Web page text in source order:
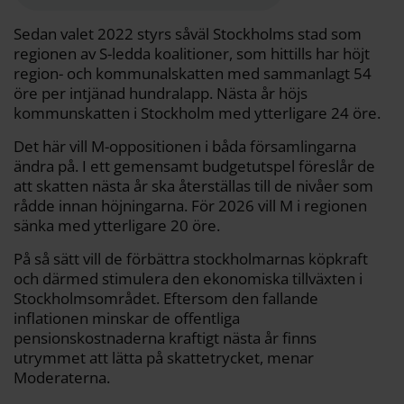
k k
Sedan valet 2022 styrs såväl Stockholms stad som
regionen av S-ledda koalitioner, som hittills har höjt
region- och kommunalskatten med sammanlagt 54
öre per intjänad hundralapp. Nästa år höjs
kommunskatten i Stockholm med ytterligare 24 öre.
Det här vill M-oppositionen i båda församlingarna
ändra på. I ett gemensamt budgetutspel föreslår de
att skatten nästa år ska återställas till de nivåer som
rådde innan höjningarna. För 2026 vill M i regionen
sänka med ytterligare 20 öre.
På så sätt vill de förbättra stockholmarnas köpkraft
och därmed stimulera den ekonomiska tillväxten i
Stockholmsområdet. Eftersom den fallande
inflationen minskar de offentliga
pensionskostnaderna kraftigt nästa år finns
utrymmet att lätta på skattetrycket, menar
Moderaterna.